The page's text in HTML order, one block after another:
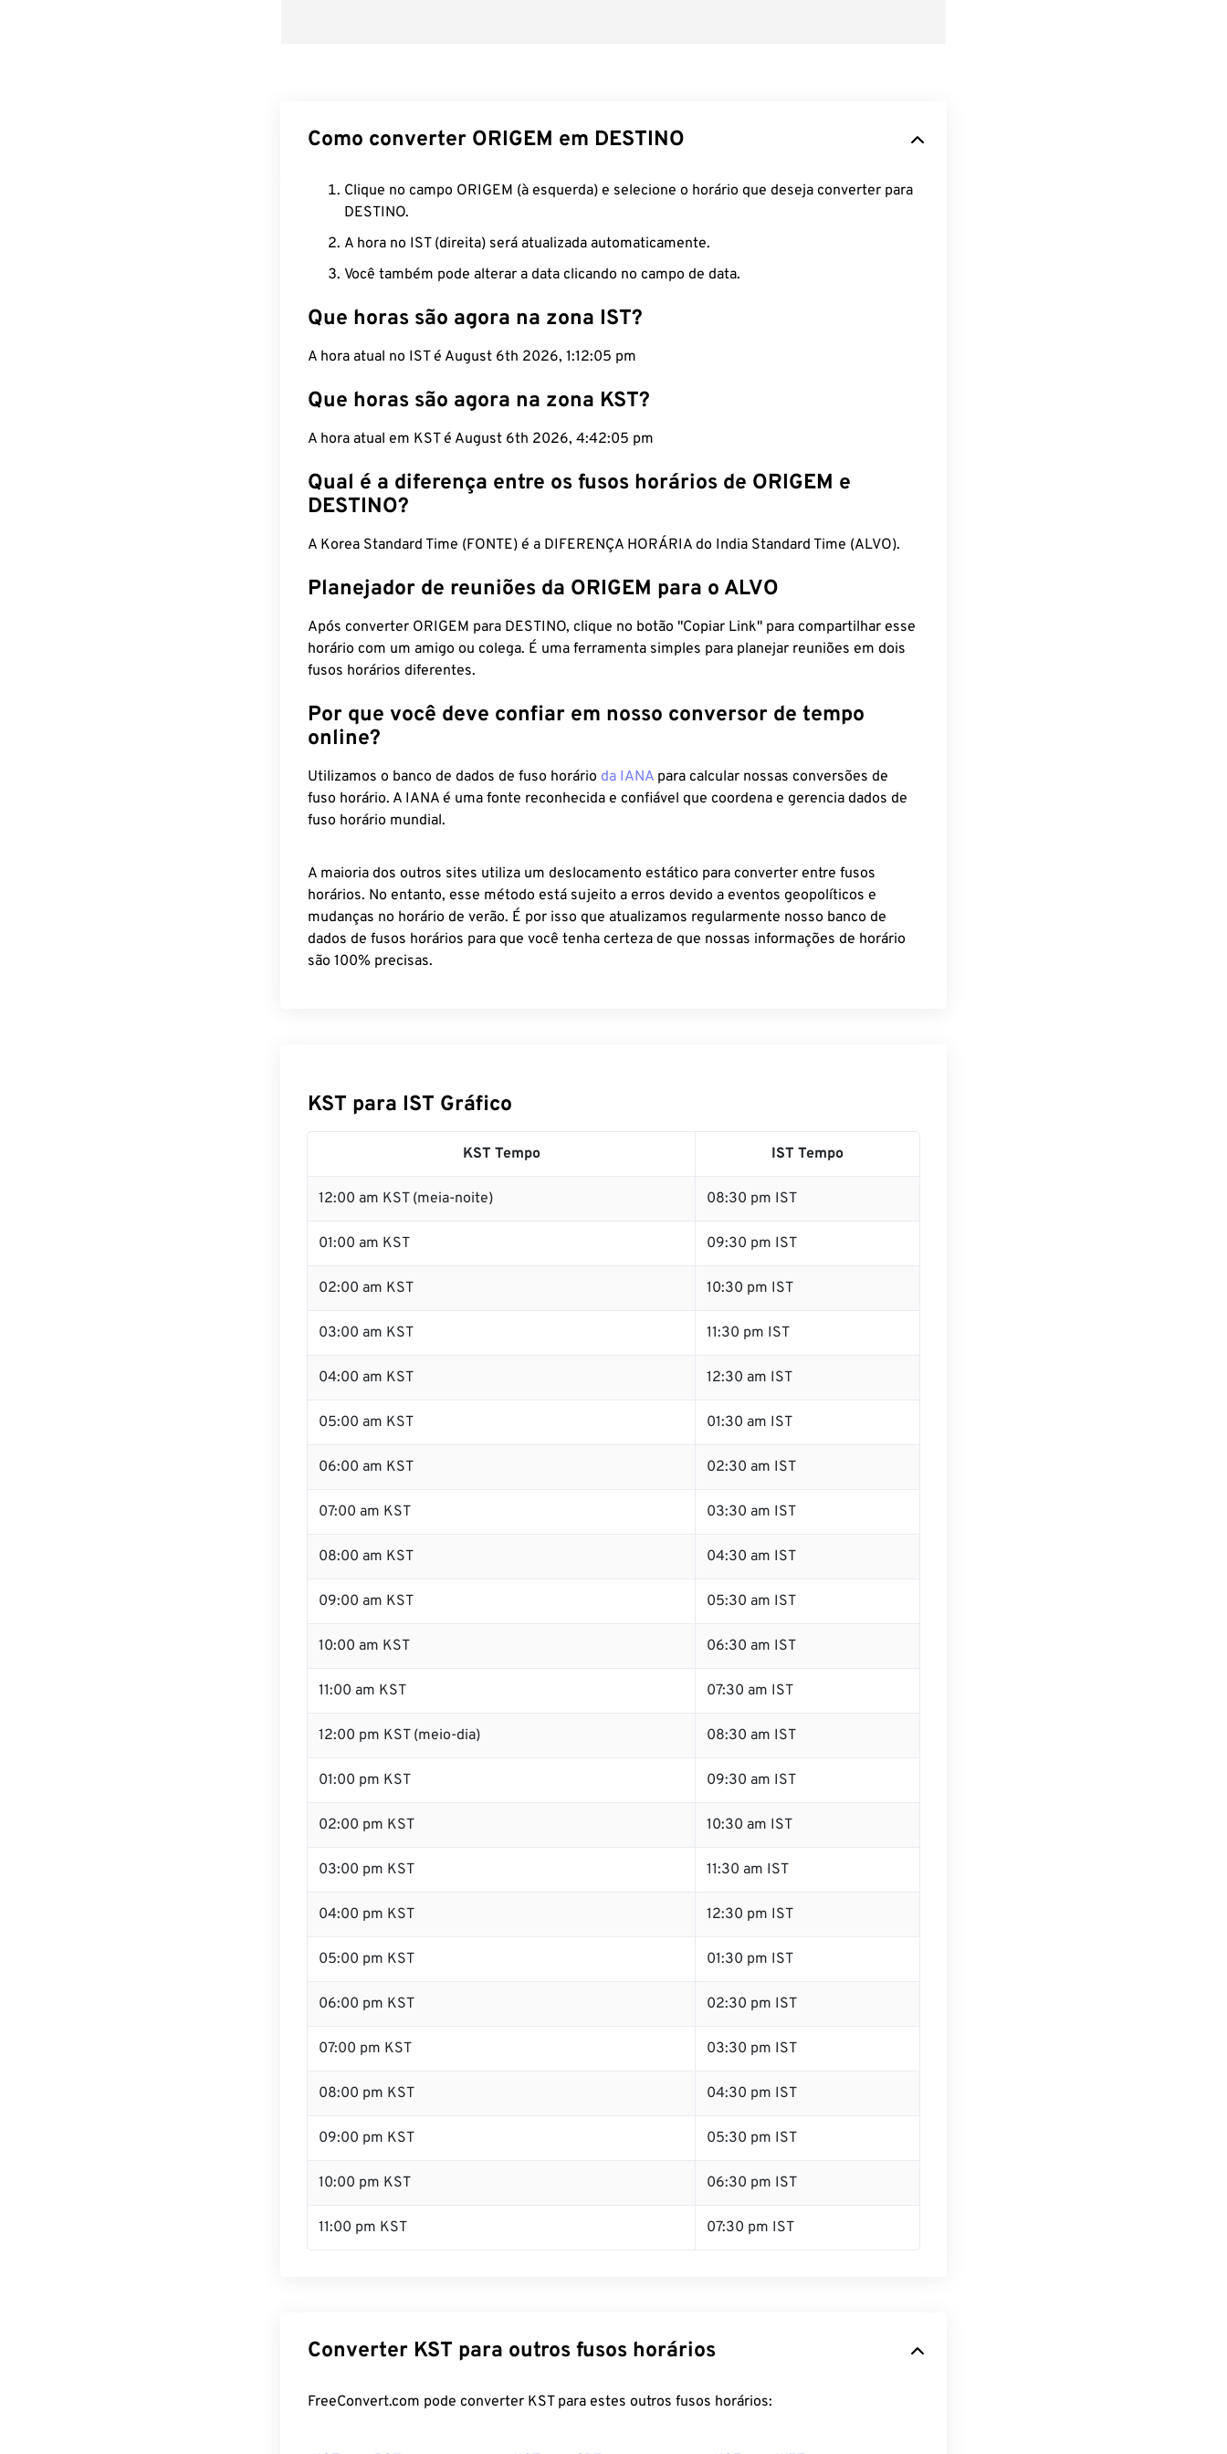
Como converter ORIGEM em DESTINO
Clique no campo ORIGEM (à esquerda) e selecione o horário que deseja converter para
DESTINO.
A hora no IST (direita) será atualizada automaticamente.
Você também pode alterar a data clicando no campo de data.
Que horas são agora na zona IST?
A hora atual no IST é August 6th 2026, 1:12:06 pm
Que horas são agora na zona KST?
A hora atual em KST é August 6th 2026, 4:42:06 pm
Qual é a diferença entre os fusos horários de ORIGEM e
DESTINO?
A Korea Standard Time (FONTE) é a DIFERENÇA HORÁRIA do India Standard Time (ALVO).
Planejador de reuniões da ORIGEM para o ALVO
Após converter ORIGEM para DESTINO, clique no botão "Copiar Link" para compartilhar esse
horário com um amigo ou colega. É uma ferramenta simples para planejar reuniões em dois
fusos horários diferentes.
Por que você deve confiar em nosso conversor de tempo
online?
Utilizamos o banco de dados de fuso horário da IANA para calcular nossas conversões de
fuso horário. A IANA é uma fonte reconhecida e confiável que coordena e gerencia dados de
fuso horário mundial.
A maioria dos outros sites utiliza um deslocamento estático para converter entre fusos
horários. No entanto, esse método está sujeito a erros devido a eventos geopolíticos e
mudanças no horário de verão. É por isso que atualizamos regularmente nosso banco de
dados de fusos horários para que você tenha certeza de que nossas informações de horário
são 100% precisas.
KST para IST Gráfico
KST Tempo IST Tempo
12:00 am KST (meia-noite) 08:30 pm IST
01:00 am KST 09:30 pm IST
02:00 am KST 10:30 pm IST
03:00 am KST 11:30 pm IST
04:00 am KST 12:30 am IST
05:00 am KST 01:30 am IST
06:00 am KST 02:30 am IST
07:00 am KST 03:30 am IST
08:00 am KST 04:30 am IST
09:00 am KST 05:30 am IST
10:00 am KST 06:30 am IST
11:00 am KST 07:30 am IST
12:00 pm KST (meio-dia) 08:30 am IST
01:00 pm KST 09:30 am IST
02:00 pm KST 10:30 am IST
03:00 pm KST 11:30 am IST
04:00 pm KST 12:30 pm IST
05:00 pm KST 01:30 pm IST
06:00 pm KST 02:30 pm IST
07:00 pm KST 03:30 pm IST
08:00 pm KST 04:30 pm IST
09:00 pm KST 05:30 pm IST
10:00 pm KST 06:30 pm IST
11:00 pm KST 07:30 pm IST
Converter KST para outros fusos horários
FreeConvert.com pode converter KST para estes outros fusos horários: